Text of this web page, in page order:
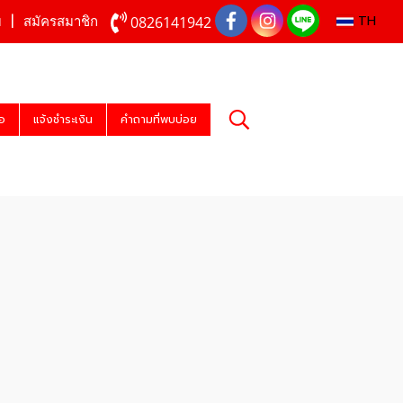
สมัครสมาชิก 0826141942 TH
แจ้งชำระเงิน คำถามที่พบบ่อย